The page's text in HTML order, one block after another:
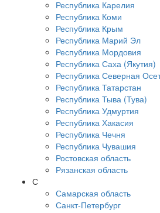
Республика Карелия
Республика Коми
Республика Крым
Республика Марий Эл
Республика Мордовия
Республика Саха (Якутия)
Республика Северная
Республика Татарстан
Республика Тыва (Тува)
Республика Удмуртия
Республика Хакасия
Республика Чечня
Республика Чувашия
Ростовская область
Рязанская область
С
Самарская область
Санкт-Петербург